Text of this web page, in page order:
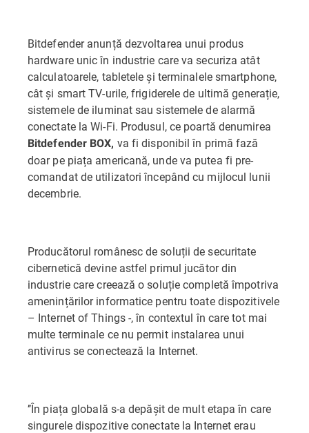
Bitdefender anunță dezvoltarea unui produs
hardware unic în industrie care va securiza atât
calculatoarele, tabletele și terminalele smartphone,
cât și smart TV-urile, frigiderele de ultimă generație,
sistemele de iluminat sau sistemele de alarmă
conectate la Wi-Fi. Produsul, ce poartă denumirea
Bitdefender BOX, va fi disponibil în primă fază
doar pe piața americană, unde va putea fi pre-
comandat de utilizatori începând cu mijlocul lunii
decembrie.
Producătorul românesc de soluții de securitate
cibernetică devine astfel primul jucător din
industrie care creează o soluție completă împotriva
amenințărilor informatice pentru toate dispozitivele
– Internet of Things -, în contextul în care tot mai
multe terminale ce nu permit instalarea unui
antivirus se conectează la Internet.
’’În piața globală s-a depășit de mult etapa în care
singurele dispozitive conectate la Internet erau